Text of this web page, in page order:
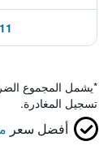
11 صفقة إضافية ابتداءً من 356 ﷼
*يشمل المجموع
تسجيل المغادرة.
أفضل سعر